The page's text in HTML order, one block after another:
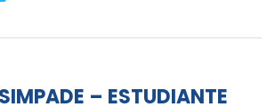
– ESTUDIANTE